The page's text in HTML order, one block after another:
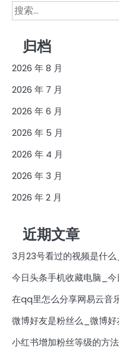
搜
索：
归档
2026 年 8 月
2026 年 7 月
2026 年 6 月
2026 年 5 月
2026 年 4 月
2026 年 3 月
2026 年 2 月
近期文章
3月23号看过的视频是什
今日头条手机收藏电脑_
在qq里怎么分享网易云音
微博好友是粉丝么_微博好
小红书增加粉丝等级的方